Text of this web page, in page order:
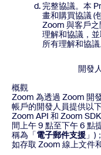
完整協議。本
畫和購買協議 (
Zoom 與客戶
理解和協議，
所有理解和協議
開發
概觀
Zoom 為透過 Zoom 開
帳戶的開發人員提供以
Zoom API 和 Zoom
間上午 9 點至下午 6 點
稱為「電子郵件支援」)
如存取 Zoom 線上文件